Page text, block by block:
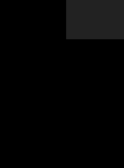
or